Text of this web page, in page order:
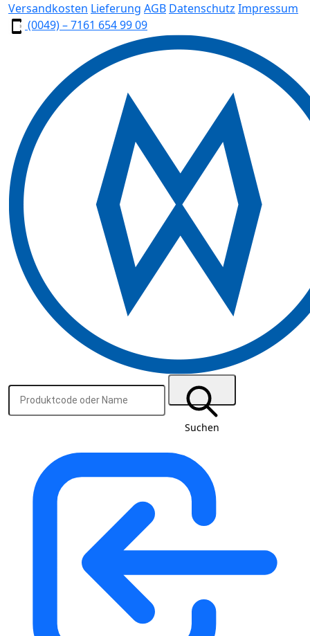
Versandkosten Lieferung AGB Datenschutz Impressum
(0049) – 7161 654 99 09
Suchen